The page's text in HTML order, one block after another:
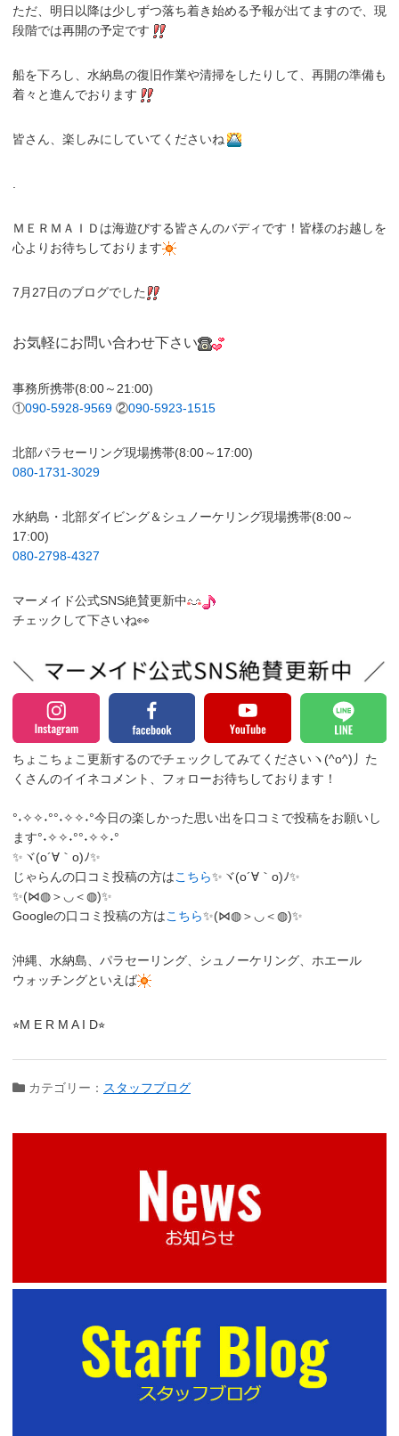
ただ、明日以降は少しずつ落ち着き始める予報が出てますので、現
段階では再開の予定です
船を下ろし、水納島の復旧作業や清掃をしたりして、再開の準備も
着々と進んでおります
皆さん、楽しみにしていてくださいね
ＭＥＲＭＡＩＤは海遊びする皆さんのバディです！皆様のお越しを
心よりお待ちしております
7月27日のブログでした
お気軽にお問い合わせ下さい
事務所携帯(8:00～21:00)
①090-5928-9569 ②090-5923-1515
北部パラセーリング現場携帯(8:00～17:00)
080-1731-3029
水納島・北部ダイビング＆シュノーケリング現場携帯(8:00～
17:00)
080-2798-4327
マーメイド公式SNS絶賛更新中
チェックして下さいね👀
ちょこちょこ更新するのでチェックしてみてくださいヽ(^o^)丿 た
くさんのイイネコメント、フォローお待ちしております！
°˖✧✧˖°°˖✧✧˖°今日の楽しかった思い出を口コミで投稿をお願いし
ます°˖✧✧˖°°˖✧✧˖°
✨ヾ(o´∀｀o)ﾉ✨
じゃらんの口コミ投稿の方はこちら✨ヾ(o´∀｀o)ﾉ✨
✨(⋈◍＞◡＜◍)✨
Googleの口コミ投稿の方はこちら✨(⋈◍＞◡＜◍)✨
沖縄、水納島、パラセーリング、シュノーケリング、ホエール
ウォッチングといえば
⭐︎M E R M A I D⭐︎
カテゴリー： スタッフブログ